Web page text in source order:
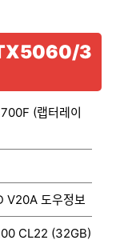
3
(랩터레이
V20A 도우정보
CL22 (32GB)